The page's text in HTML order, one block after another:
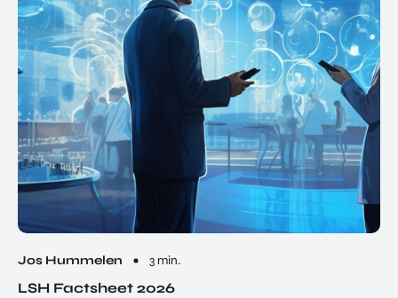
Jos Hummelen 3 min.
LSH Factsheet 2026